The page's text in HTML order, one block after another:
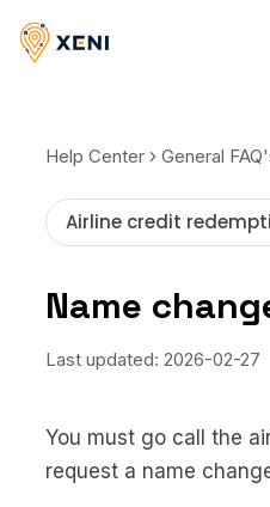
Help Center General
Airline credit
Name
Last updated: 2026-02-27
You must go call the
request a name